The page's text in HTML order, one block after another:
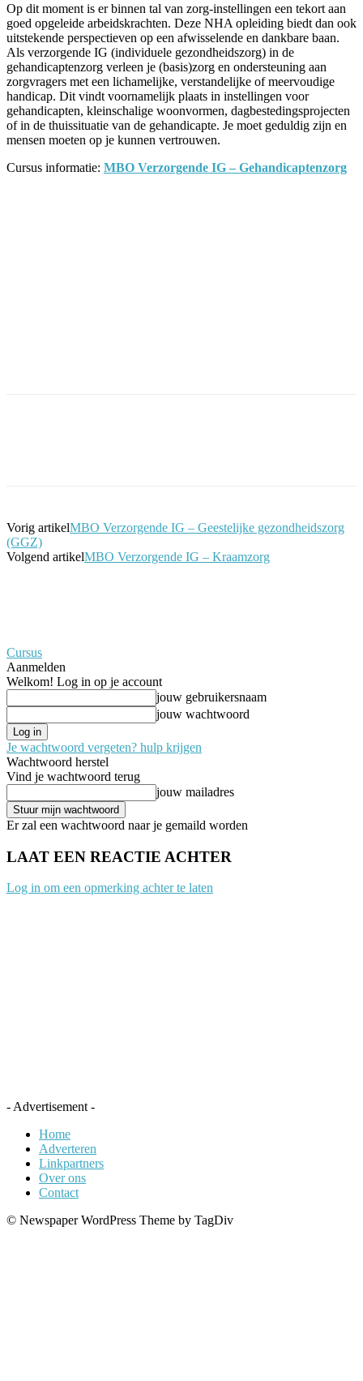
Op dit moment is er binnen tal van zorg-instellingen een tekort aan
goed opgeleide arbeidskrachten. Deze NHA opleiding biedt dan ook
uitstekende perspectieven op een afwisselende en dankbare baan.
Als verzorgende IG (individuele gezondheidszorg) in de
gehandicaptenzorg verleen je (basis)zorg en ondersteuning aan
zorgvragers met een lichamelijke, verstandelijke of meervoudige
handicap. Dit vindt voornamelijk plaats in instellingen voor
gehandicapten, kleinschalige woonvormen, dagbestedingsprojecten
of in de thuissituatie van de gehandicapte. Je moet geduldig zijn en
mensen moeten op je kunnen vertrouwen.
Cursus informatie: MBO Verzorgende IG – Gehandicaptenzorg
Vorig artikelMBO Verzorgende IG – Geestelijke gezondheidszorg
(GGZ)
Volgend artikelMBO Verzorgende IG – Kraamzorg
Cursus
Aanmelden
Welkom! Log in op je account
jouw gebruikersnaam
jouw wachtwoord
Je wachtwoord vergeten? hulp krijgen
Wachtwoord herstel
Vind je wachtwoord terug
jouw mailadres
Er zal een wachtwoord naar je gemaild worden
LAAT EEN REACTIE ACHTER
Log in om een opmerking achter te laten
- Advertisement -
Home
Adverteren
Linkpartners
Over ons
Contact
© Newspaper WordPress Theme by TagDiv